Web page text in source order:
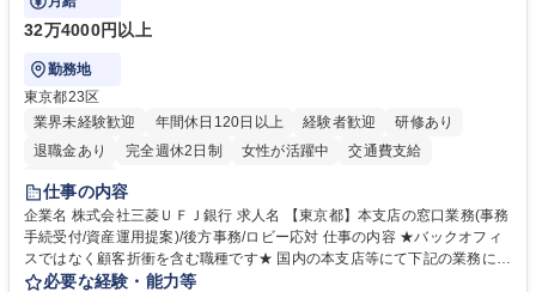
32万4000円以上
勤務地
東京都23区
業界未経験歓迎
年間休日120日以上 経験者歓迎
研修あり
退職金あり
完全週休2日制 女性が活躍中
交通費支給
土日祝休み
仕事の内容
企業名 株式会社三菱ＵＦＪ銀行 求人名 【東京都】本支店の窓口業務(事務
手続受付/資産運用提案)/後方事務/ロビー応対 仕事の内容 ★バックオフィ
スではなく顧客折衝を含む職種です★ 国内の本支店等にて下記の業務に従
事していただきます。 ■窓口/後方/ロビーにて事務手続等の受付・オペレ
必要な経験・能力等